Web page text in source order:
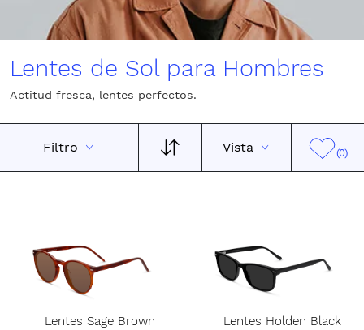
Lentes de Sol para Hombres
Actitud fresca, lentes perfectos.
Filtro Vista (0)
Lentes Sage Brown
Lentes Holden Black